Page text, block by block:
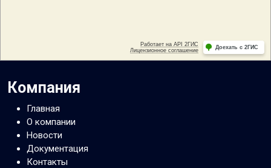
Компания
Главная
О компании
Новости
Документация
Контакты